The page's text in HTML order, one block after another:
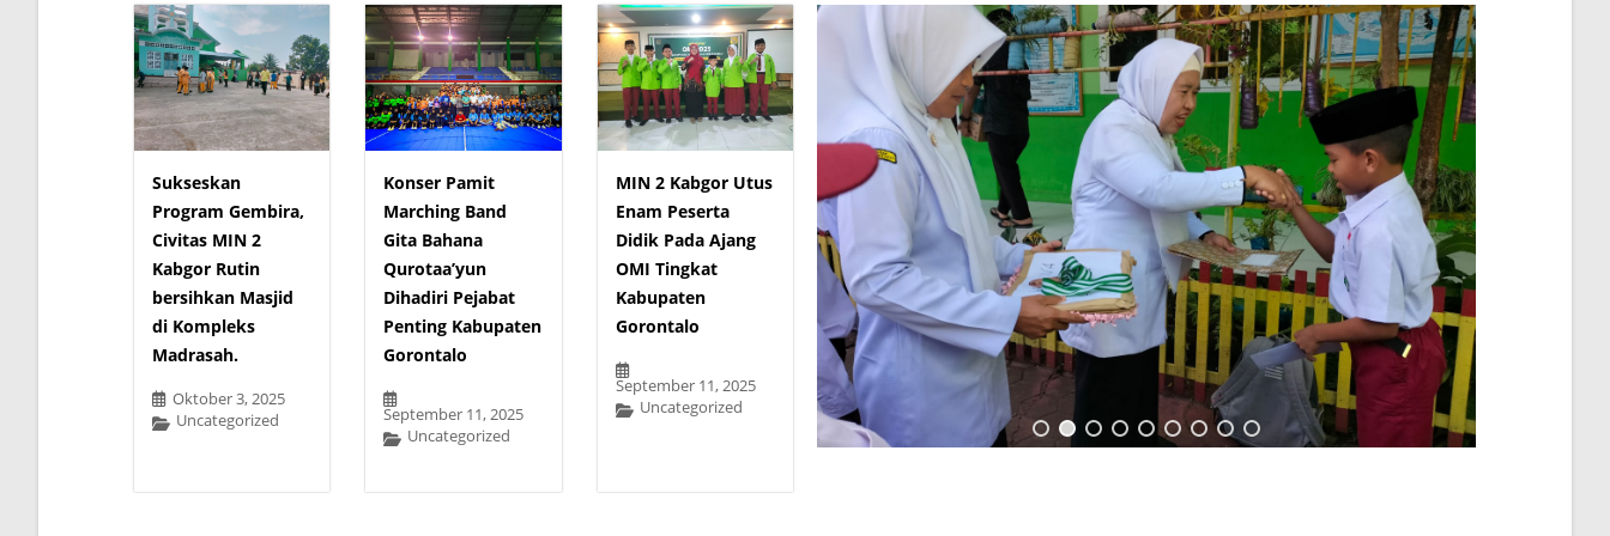
Sukseskan
Program Gembira,
Civitas MIN 2
Kabgor Rutin
bersihkan Masjid
di Kompleks
Madrasah.
Oktober 3, 2025
Uncategorized
Konser Pamit
Marching Band
Gita Bahana
Qurotaa’yun
Dihadiri Pejabat
Penting Kabupaten
Gorontalo
September 11, 2025
Uncategorized
MIN 2 Kabgor Utus
Enam Peserta
Didik Pada Ajang
OMI Tingkat
Kabupaten
Gorontalo
September 11, 2025
Uncategorized